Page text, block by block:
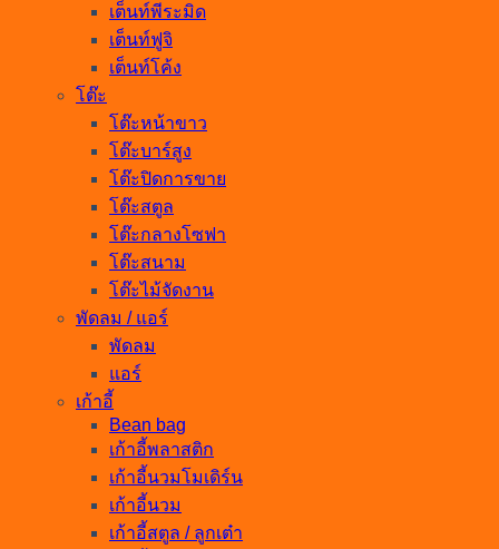
เต็นท์พีระมิด
เต็นท์ฟูจิ
เต็นท์โค้ง
โต๊ะ
โต๊ะหน้าขาว
โต๊ะบาร์สูง
โต๊ะปิดการขาย
โต๊ะสตูล
โต๊ะกลางโซฟา
โต๊ะสนาม
โต๊ะไม้จัดงาน
พัดลม / แอร์
พัดลม
แอร์
เก้าอี้
Bean bag
เก้าอี้พลาสติก
เก้าอี้นวมโมเดิร์น
เก้าอี้นวม
เก้าอี้สตูล / ลูกเต๋า